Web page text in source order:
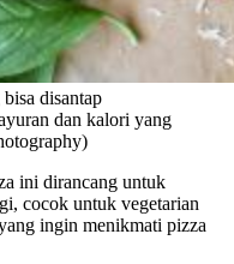
disantap
dan kalori yang
ini dirancang untuk
cocok untuk vegetarian
ingin menikmati pizza